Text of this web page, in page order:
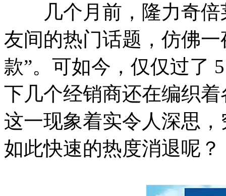
几个月前，隆力奇倍
友间的热门话题，仿佛
款”。可如今，仅仅过了
下几个经销商还在编织
这一现象着实令人深思
如此快速的热度消退呢？